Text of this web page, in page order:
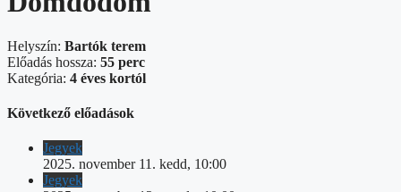
Helyszín: Bartók terem
Előadás hossza: 55 perc
Kategória: 4 éves kortól
Következő előadások
Jegyek
2025. november 11. kedd, 10:00
Jegyek